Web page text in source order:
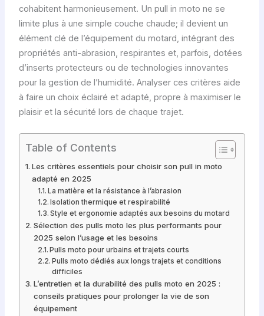
cohabitent harmonieusement. Un pull in moto ne se
limite plus à une simple couche chaude; il devient un
élément clé de l’équipement du motard, intégrant des
propriétés anti-abrasion, respirantes et, parfois, dotées
d’inserts protecteurs ou de technologies innovantes
pour la gestion de l’humidité. Analyser ces critères aide
à faire un choix éclairé et adapté, propre à maximiser le
plaisir et la sécurité lors de chaque trajet.
Table of Contents
Les critères essentiels pour choisir son pull in moto
adapté en 2025
La matière et la résistance à l’abrasion
Isolation thermique et respirabilité
Style et ergonomie adaptés aux besoins du motard
Sélection des pulls moto les plus performants pour
2025 selon l’usage et les besoins
Pulls moto pour urbains et trajets courts
Pulls moto dédiés aux longs trajets et conditions
difficiles
L’entretien et la durabilité des pulls moto en 2025 :
conseils pratiques pour prolonger la vie de son
équipement